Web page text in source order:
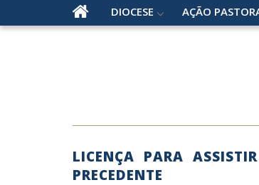
DIOCESE AÇÃO
LICENÇA PARA
PRECEDENTE